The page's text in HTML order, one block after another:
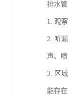
排水
1. 观
2. 听
声、
3. 区
能存在